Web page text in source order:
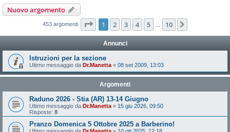
Nuovo argomento
453 argomenti Pagina di 10
1 2 3 4 5 10
Annunci
Istruzioni per la sezione
Ultimo messaggio da Dr.Manetta « 08 set 2009, 13:03
Argomenti
Raduno 2026 - Stia (AR) 13-14 Giugno
Ultimo messaggio da Dr.Manetta « 15 giu 2026, 09:50
Risposte: 8
Pranzo Domenica 5 Ottobre 2025 a Barberino!
Ultimo messaggio da Dr.Manetta « 10 ott 2025, 12:18